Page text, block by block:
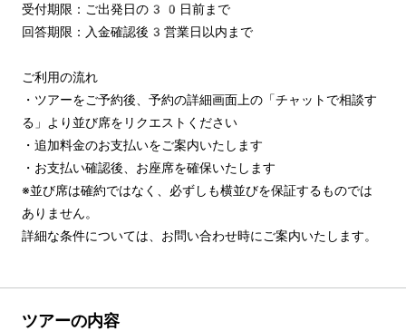
受付期限：ご出発日の30日前まで
回答期限：入金確認後3営業日以内まで
ご利用の流れ
・ツアーをご予約後、予約の詳細画面上の「チャットで相談す
る」より並び席をリクエストください
・追加料金のお支払いをご案内いたします
・お支払い確認後、お座席を確保いたします
※並び席は確約ではなく、必ずしも横並びを保証するものでは
ありません。
詳細な条件については、お問い合わせ時にご案内いたします。
ツアーの内容